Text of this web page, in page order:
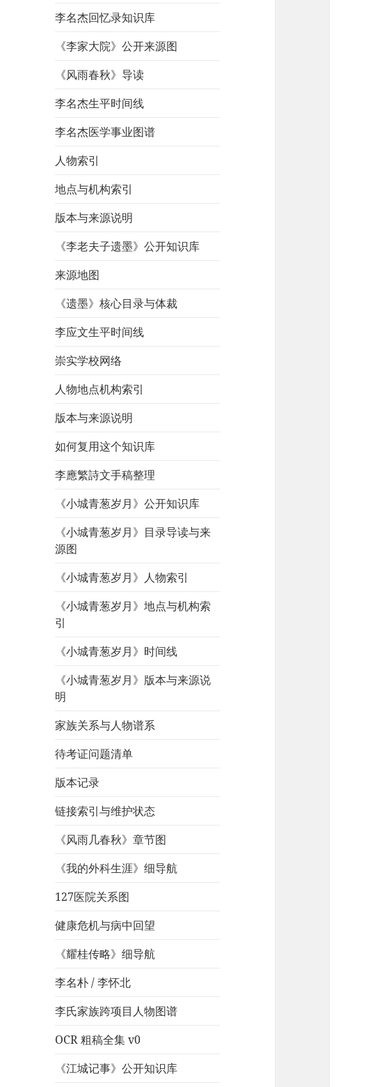
李名杰回忆录知识库
《李家大院》公开来源图
《风雨春秋》导读
李名杰生平时间线
李名杰医学事业图谱
人物索引
地点与机构索引
版本与来源说明
《李老夫子遗墨》公开知识库
来源地图
《遗墨》核心目录与体裁
李应文生平时间线
崇实学校网络
人物地点机构索引
版本与来源说明
如何复用这个知识库
李應繁詩文手稿整理
《小城青葱岁月》公开知识库
《小城青葱岁月》目录导读与来
源图
《小城青葱岁月》人物索引
《小城青葱岁月》地点与机构索
引
《小城青葱岁月》时间线
《小城青葱岁月》版本与来源说
明
家族关系与人物谱系
待考证问题清单
版本记录
链接索引与维护状态
《风雨几春秋》章节图
《我的外科生涯》细导航
127医院关系图
健康危机与病中回望
《耀桂传略》细导航
李名朴 / 李怀北
李氏家族跨项目人物图谱
OCR 粗稿全集 v0
《江城记事》公开知识库